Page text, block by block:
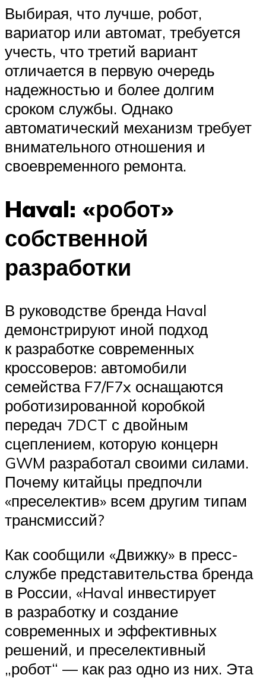
Выбирая, что лучше, робот,
вариатор или автомат, требуется
учесть, что третий вариант
отличается в первую очередь
надежностью и более долгим
сроком службы. Однако
автоматический механизм требует
внимательного отношения и
своевременного ремонта.
Haval: «робот»
собственной
разработки
В руководстве бренда Haval
демонстрируют иной подход
к разработке современных
кроссоверов: автомобили
семейства F7/F7x оснащаются
роботизированной коробкой
передач 7DCT с двойным
сцеплением, которую концерн
GWM разработал своими силами.
Почему китайцы предпочли
«преселектив» всем другим типам
трансмиссий?
Как сообщили «Движку» в пресс-
службе представительства бренда
в России, «Haval инвестирует
в разработку и создание
современных и эффективных
решений, и преселективный
„робот“ — как раз одно из них. Эта